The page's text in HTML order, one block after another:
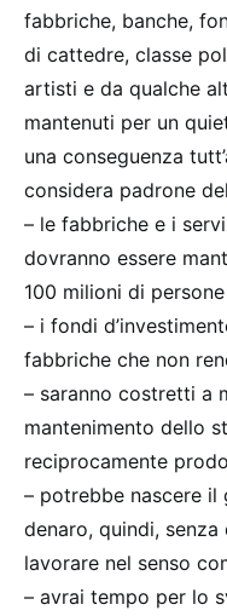
fabbriche, banche,
di cattedre, classe
artisti e da qualche
mantenuti per un
una conseguenza
considera padrone
– le fabbriche e i
dovranno essere
100 milioni di persone
– i fondi
fabbriche che non
– saranno costretti a
mantenimento dello
reciprocamente
– potrebbe nascere il
denaro, quindi,
lavorare nel senso
– avrai tempo per lo